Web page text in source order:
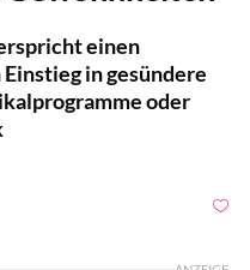
einen
in gesündere
oder